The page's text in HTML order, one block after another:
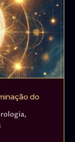
do
,